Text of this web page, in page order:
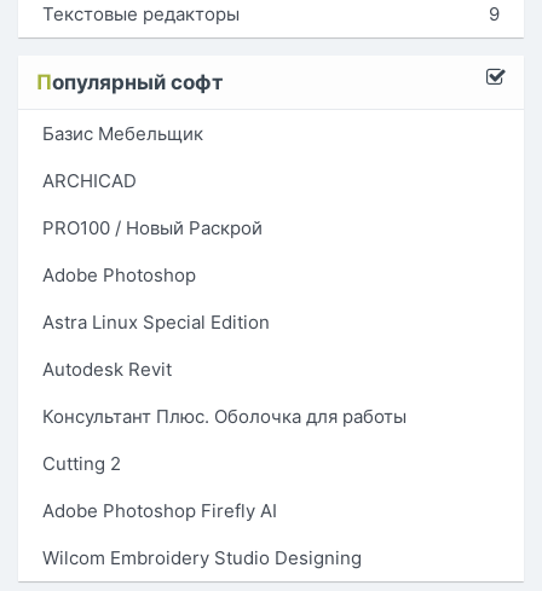
Текстовые редакторы 9
Популярный софт
Базис Мебельщик
ARCHICAD
PRO100 / Новый Раскрой
Adobe Photoshop
Astra Linux Special Edition
Autodesk Revit
Консультант Плюс. Оболочка для работы
Cutting 2
Adobe Photoshop Firefly AI
Wilcom Embroidery Studio Designing